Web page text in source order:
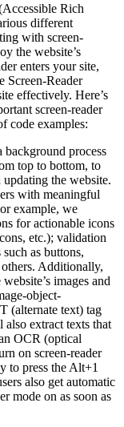
Rich
different
with screen-
the website’s
enters your site,
Screen-Reader
effectively. Here’s
screen-reader
code examples:
background process
top to bottom, to
the website.
with meaningful
example, we
for actionable icons
etc.); validation
as buttons,
Additionally,
images and
object-
(alternate text) tag
extract texts that
OCR (optical
on screen-reader
to press the Alt+1
also get automatic
mode on as soon as